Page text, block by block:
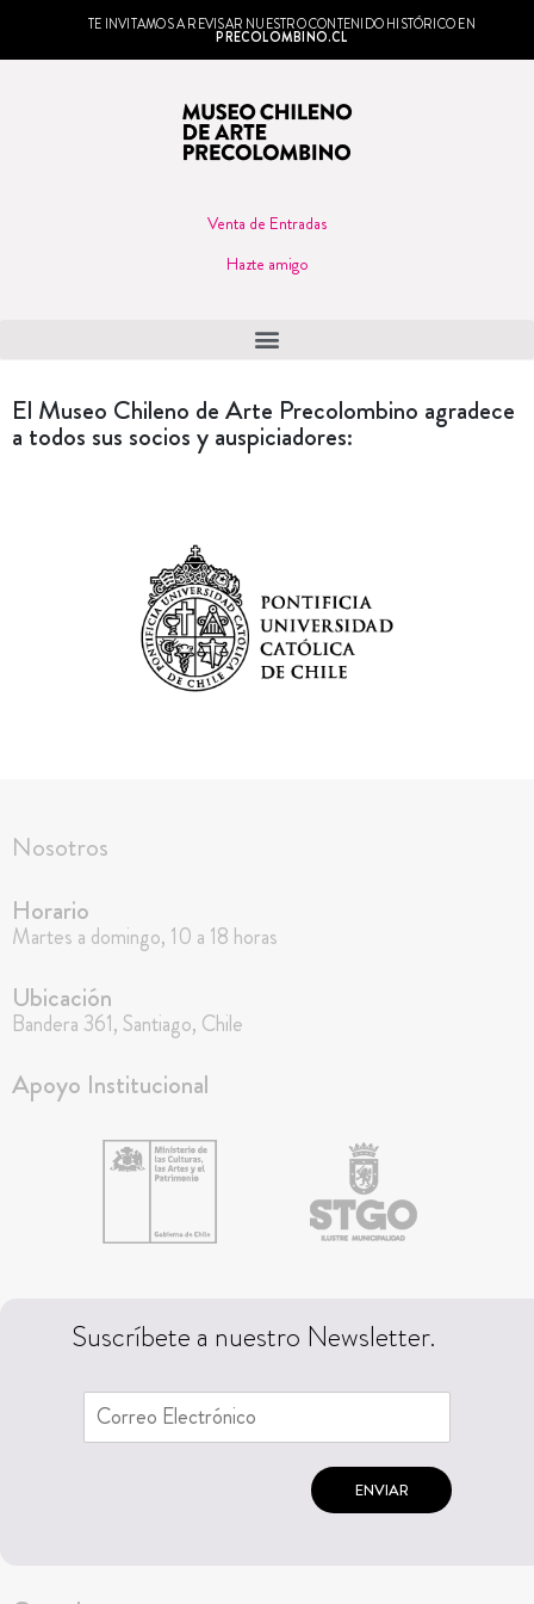
TE INVITAMOS A REVISAR NUESTRO CONTENIDO HISTÓRICO EN
PRECOLOMBINO.CL
Venta de Entradas
Hazte amigo
El Museo Chileno de Arte Precolombino agradece
a todos sus socios y auspiciadores:
Nosotros
Horario
Martes a domingo, 10 a 18 horas
Ubicación
Bandera 361, Santiago, Chile
Apoyo Institucional
Suscríbete a nuestro Newsletter.
ENVIAR